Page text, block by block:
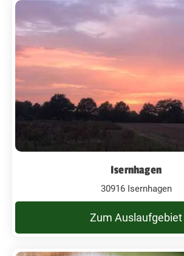
Isernhagen
30916 Isernhagen
Zum Auslaufgebiet